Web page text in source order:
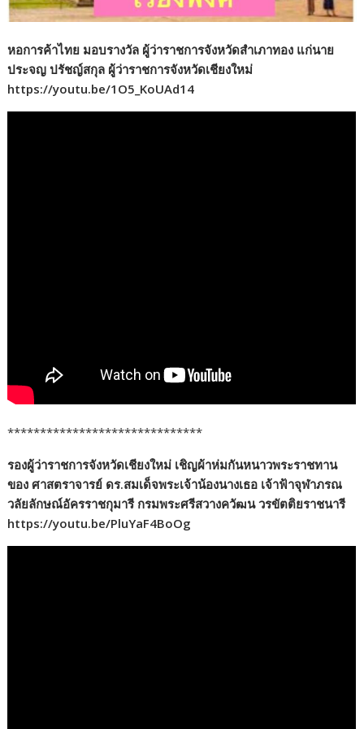
หอการค้าไทย มอบรางวัล ผู้ว่าราชการจังหวัดสำเภาทอง แก่นาย
ประจญ ปรัชญ์สกุล ผู้ว่าราชการจังหวัดเชียงใหม่
https://youtu.be/1O5_KoUAd14
******************************
รองผู้ว่าราชการจังหวัดเชียงใหม่ เชิญผ้าห่มกันหนาวพระราชทาน
ของ ศาสตราจารย์ ดร.สมเด็จพระเจ้าน้องนางเธอ เจ้าฟ้าจุฬาภรณ
วลัยลักษณ์อัครราชกุมารี กรมพระศรีสวางควัฒน วรขัตติยราชนารี
https://youtu.be/PluYaF4BoOg